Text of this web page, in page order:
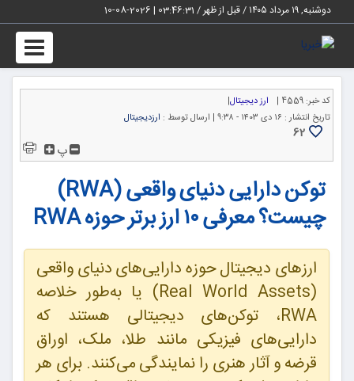
دوشنبه, ۱۹ مرداد ۱۴۰۵ / قبل از ظهر / 03:46:32
|
2026-08-10
کد خبر: 4559 | ارز دیجیتال|
تاریخ انتشار : ۱۶ دی ۱۴۰۳ - ۹:۳۸ | ارسال توسط : ارزدیجیتال
62
پ
توکن دارایی دنیای واقعی (RWA)
چیست؟ معرفی ۱۰ ارز برتر حوزه RWA
ارزهای دیجیتال حوزه دارایی‌های دنیای واقعی
(Real World Assets) یا به‌طور خلاصه
RWA، توکن‌های دیجیتالی هستند که
دارایی‌های فیزیکی مانند طلا، ملک، اوراق
قرضه و آثار هنری را نمایندگی می‌کنند. برای هر